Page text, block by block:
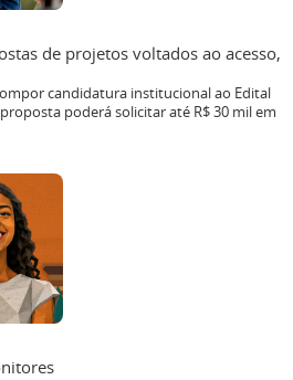
de projetos voltados ao acesso,
candidatura institucional ao Edital
proposta poderá solicitar até R$ 30 mil em